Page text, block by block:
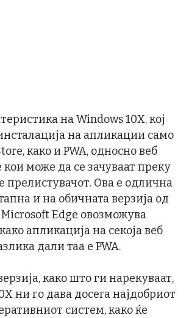
на Windows 10X, кој
на апликации само
како и PWA, односно веб
може да се зачуваат преку
прелистувачот. Ова е одлична
и на обичната верзија од
Microsoft Edge овозможува
апликација на секоја веб
дали таа е PWA.
како што ги нарекуваат,
ни го дава досега најдобриот
систем, како ќе